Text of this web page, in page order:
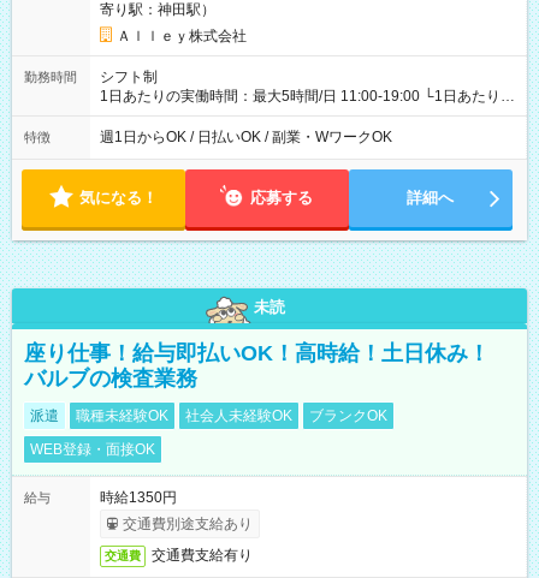
寄り駅：神田駅）
Ａｌｌｅｙ株式会社
勤務時間
シフト制
1日あたりの実働時間：最大5時間/日 11:00-19:00 └1日あたりの
実働時間：1-5時間 └上記の時間帯内であれば、いつでも勤務可
能！ └平日・土曜日の中で、お好きな曜日でご勤務いただけま
18:00 などのように、自由な働き方が可能なお仕事です！
特徴 週1日からOK / 日払いOK / 副業・WワークOK
気になる！ 応募する 詳細へ
未読
座り仕事！給与即払いOK！高時給！土日休み！
バルブの検査業務
派遣 職種未経験OK 社会人未経験OK
ブランクOK
WEB登録・面接OK
給与
時給1350円
交通費別途支給あり
交通費 交通費支給有り